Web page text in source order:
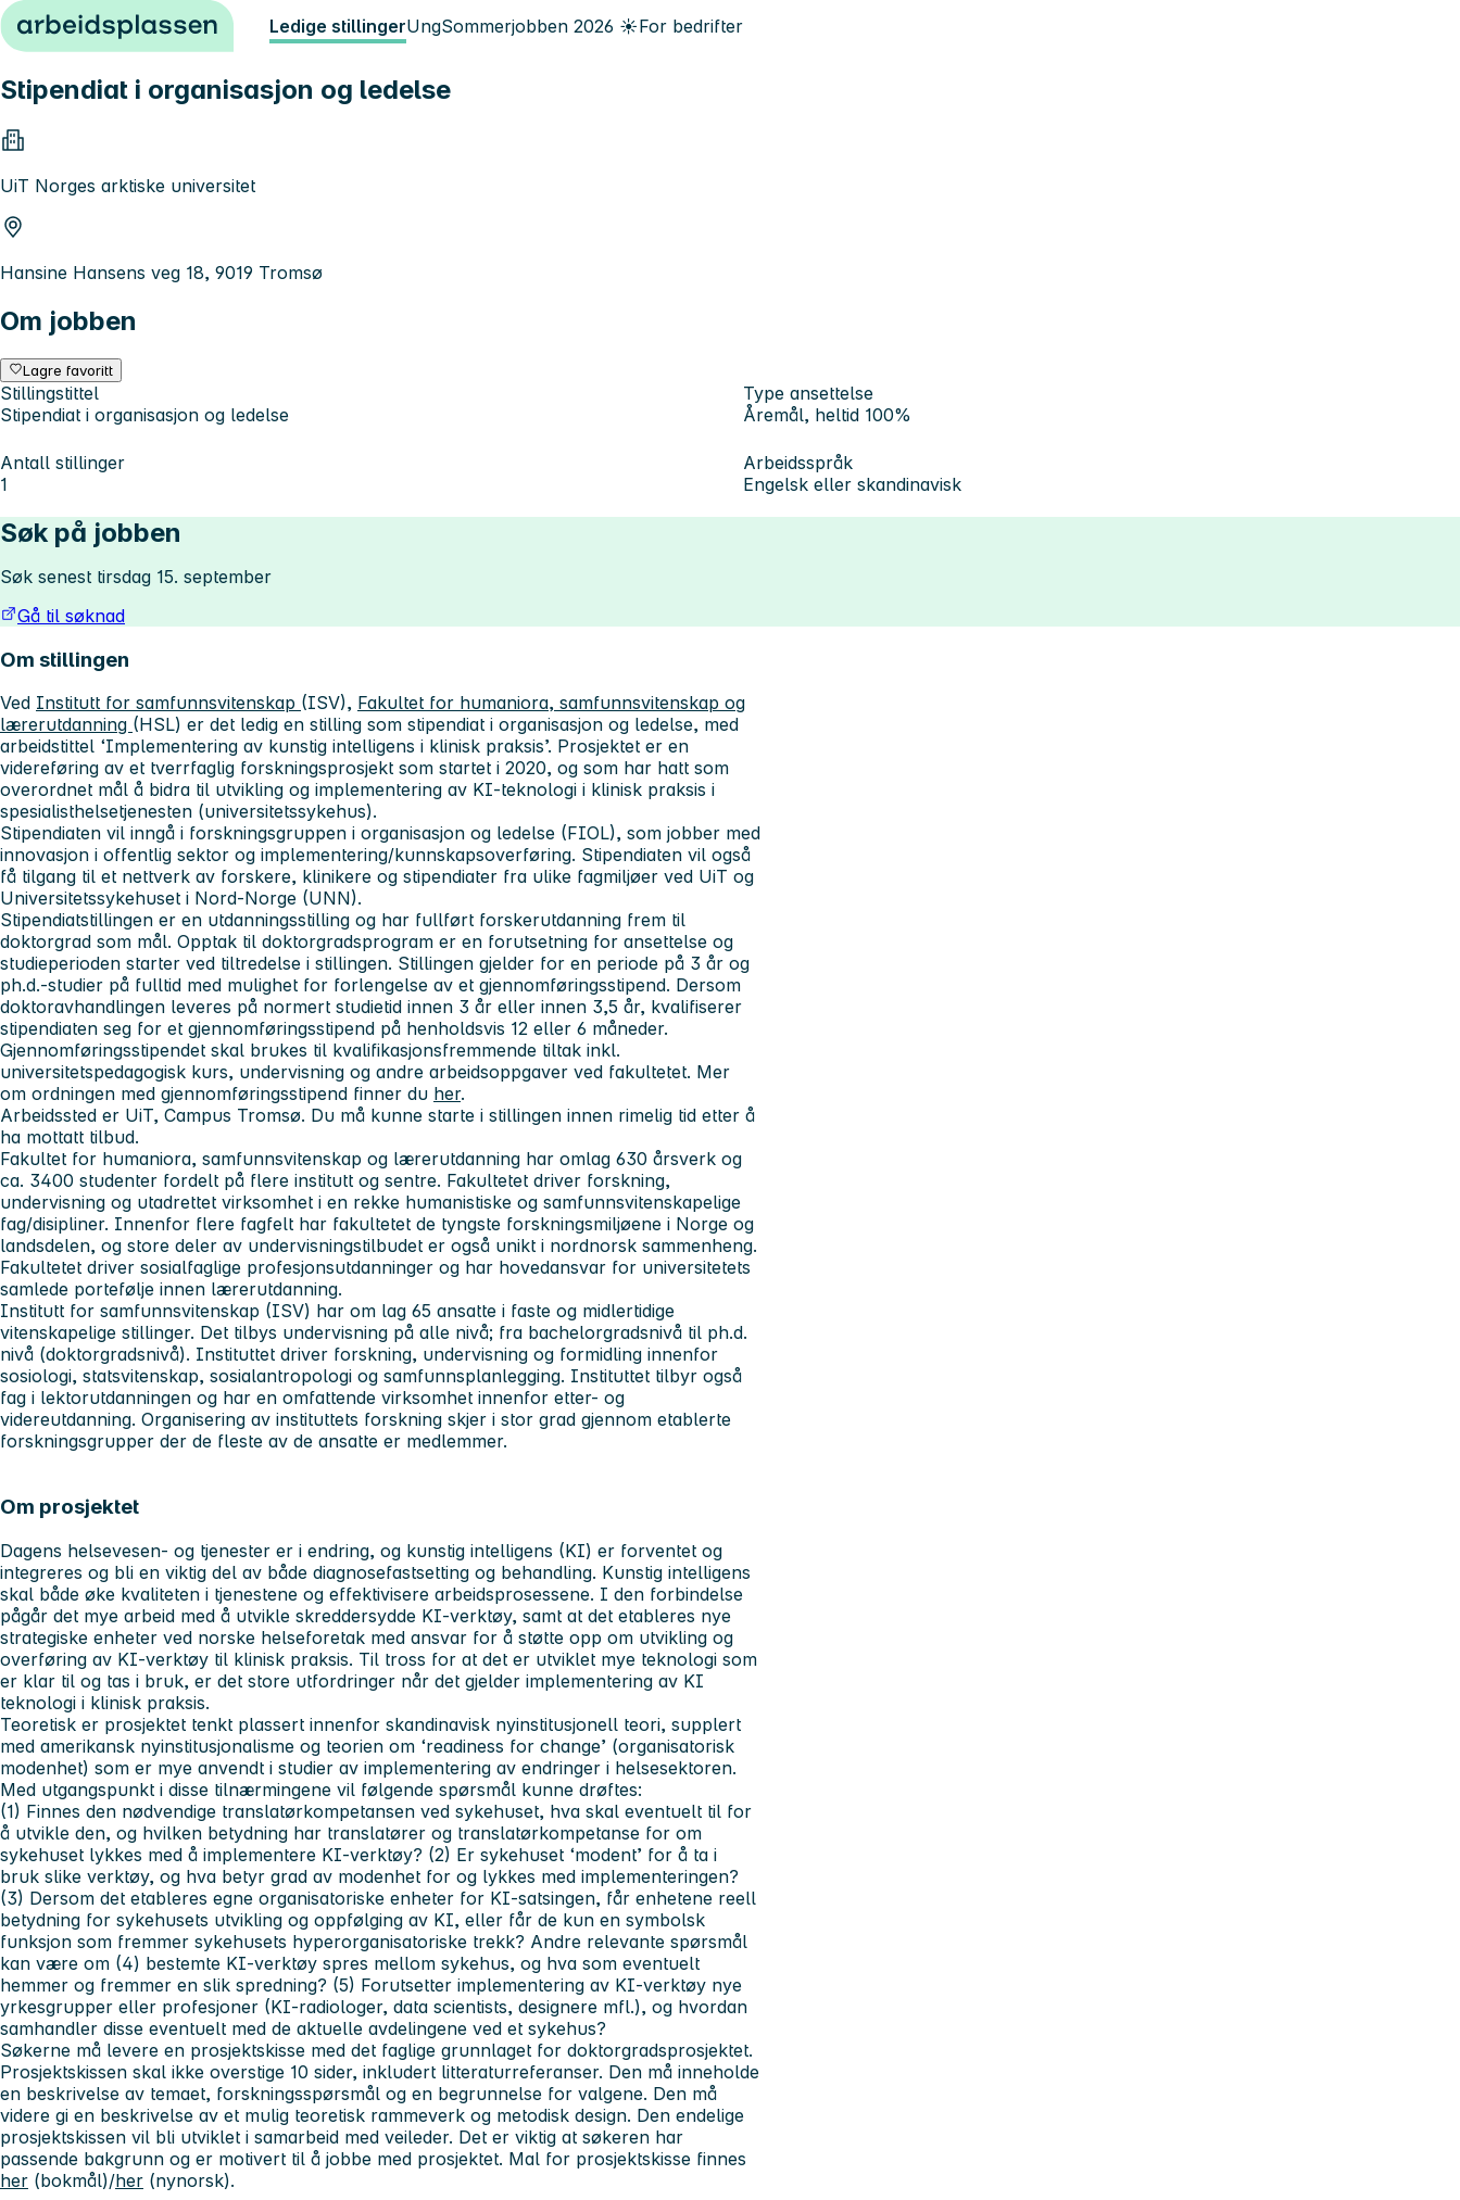
Hopp til innhold Ledige stillingerUngSommerjobben 2026 ☀️For bedrifter
Stipendiat i organisasjon og ledelse
UiT Norges arktiske universitet
Hansine Hansens veg 18, 9019 Tromsø
Om jobben
Lagre favoritt
Stillingstittel
Stipendiat i organisasjon og ledelse
Type ansettelse
Åremål, heltid 100%
Antall stillinger
1
Arbeidsspråk
Engelsk eller skandinavisk
Søk på jobben
Søk senest tirsdag 15. september
Gå til søknad
Om stillingen
Ved Institutt for samfunnsvitenskap (ISV), Fakultet for humaniora, samfunnsvitenskap og
lærerutdanning (HSL) er det ledig en stilling som stipendiat i organisasjon og ledelse, med
arbeidstittel ‘Implementering av kunstig intelligens i klinisk praksis’. Prosjektet er en
videreføring av et tverrfaglig forskningsprosjekt som startet i 2020, og som har hatt som
overordnet mål å bidra til utvikling og implementering av KI-teknologi i klinisk praksis i
spesialisthelsetjenesten (universitetssykehus).
Stipendiaten vil inngå i forskningsgruppen i organisasjon og ledelse (FIOL), som jobber med
innovasjon i offentlig sektor og implementering/kunnskapsoverføring. Stipendiaten vil også
få tilgang til et nettverk av forskere, klinikere og stipendiater fra ulike fagmiljøer ved UiT og
Universitetssykehuset i Nord-Norge (UNN).
Stipendiatstillingen er en utdanningsstilling og har fullført forskerutdanning frem til
doktorgrad som mål. Opptak til doktorgradsprogram er en forutsetning for ansettelse og
studieperioden starter ved tiltredelse i stillingen. Stillingen gjelder for en periode på 3 år og
ph.d.-studier på fulltid med mulighet for forlengelse av et gjennomføringsstipend. Dersom
doktoravhandlingen leveres på normert studietid innen 3 år eller innen 3,5 år, kvalifiserer
stipendiaten seg for et gjennomføringsstipend på henholdsvis 12 eller 6 måneder.
Gjennomføringsstipendet skal brukes til kvalifikasjonsfremmende tiltak inkl.
universitetspedagogisk kurs, undervisning og andre arbeidsoppgaver ved fakultetet. Mer
om ordningen med gjennomføringsstipend finner du her.
Arbeidssted er UiT, Campus Tromsø. Du må kunne starte i stillingen innen rimelig tid etter å
ha mottatt tilbud.
Fakultet for humaniora, samfunnsvitenskap og lærerutdanning har omlag 630 årsverk og
ca. 3400 studenter fordelt på flere institutt og sentre. Fakultetet driver forskning,
undervisning og utadrettet virksomhet i en rekke humanistiske og samfunnsvitenskapelige
fag/disipliner. Innenfor flere fagfelt har fakultetet de tyngste forskningsmiljøene i Norge og
landsdelen, og store deler av undervisningstilbudet er også unikt i nordnorsk sammenheng.
Fakultetet driver sosialfaglige profesjonsutdanninger og har hovedansvar for universitetets
samlede portefølje innen lærerutdanning.
Institutt for samfunnsvitenskap (ISV) har om lag 65 ansatte i faste og midlertidige
vitenskapelige stillinger. Det tilbys undervisning på alle nivå; fra bachelorgradsnivå til ph.d.
nivå (doktorgradsnivå). Instituttet driver forskning, undervisning og formidling innenfor
sosiologi, statsvitenskap, sosialantropologi og samfunnsplanlegging. Instituttet tilbyr også
fag i lektorutdanningen og har en omfattende virksomhet innenfor etter- og
videreutdanning. Organisering av instituttets forskning skjer i stor grad gjennom etablerte
forskningsgrupper der de fleste av de ansatte er medlemmer.
Om prosjektet
Dagens helsevesen- og tjenester er i endring, og kunstig intelligens (KI) er forventet og
integreres og bli en viktig del av både diagnosefastsetting og behandling. Kunstig intelligens
skal både øke kvaliteten i tjenestene og effektivisere arbeidsprosessene. I den forbindelse
pågår det mye arbeid med å utvikle skreddersydde KI-verktøy, samt at det etableres nye
strategiske enheter ved norske helseforetak med ansvar for å støtte opp om utvikling og
overføring av KI-verktøy til klinisk praksis. Til tross for at det er utviklet mye teknologi som
er klar til og tas i bruk, er det store utfordringer når det gjelder implementering av KI
teknologi i klinisk praksis.
Teoretisk er prosjektet tenkt plassert innenfor skandinavisk nyinstitusjonell teori, supplert
med amerikansk nyinstitusjonalisme og teorien om ‘readiness for change’ (organisatorisk
modenhet) som er mye anvendt i studier av implementering av endringer i helsesektoren.
Med utgangspunkt i disse tilnærmingene vil følgende spørsmål kunne drøftes:
(1) Finnes den nødvendige translatørkompetansen ved sykehuset, hva skal eventuelt til for
å utvikle den, og hvilken betydning har translatører og translatørkompetanse for om
sykehuset lykkes med å implementere KI-verktøy? (2) Er sykehuset ‘modent’ for å ta i
bruk slike verktøy, og hva betyr grad av modenhet for og lykkes med implementeringen?
(3) Dersom det etableres egne organisatoriske enheter for KI-satsingen, får enhetene reell
betydning for sykehusets utvikling og oppfølging av KI, eller får de kun en symbolsk
funksjon som fremmer sykehusets hyperorganisatoriske trekk? Andre relevante spørsmål
kan være om (4) bestemte KI-verktøy spres mellom sykehus, og hva som eventuelt
hemmer og fremmer en slik spredning? (5) Forutsetter implementering av KI-verktøy nye
yrkesgrupper eller profesjoner (KI-radiologer, data scientists, designere mfl.), og hvordan
samhandler disse eventuelt med de aktuelle avdelingene ved et sykehus?
Søkerne må levere en prosjektskisse med det faglige grunnlaget for doktorgradsprosjektet.
Prosjektskissen skal ikke overstige 10 sider, inkludert litteraturreferanser. Den må inneholde
en beskrivelse av temaet, forskningsspørsmål og en begrunnelse for valgene. Den må
videre gi en beskrivelse av et mulig teoretisk rammeverk og metodisk design. Den endelige
prosjektskissen vil bli utviklet i samarbeid med veileder. Det er viktig at søkeren har
passende bakgrunn og er motivert til å jobbe med prosjektet. Mal for prosjektskisse finnes
her (bokmål)/her (nynorsk).